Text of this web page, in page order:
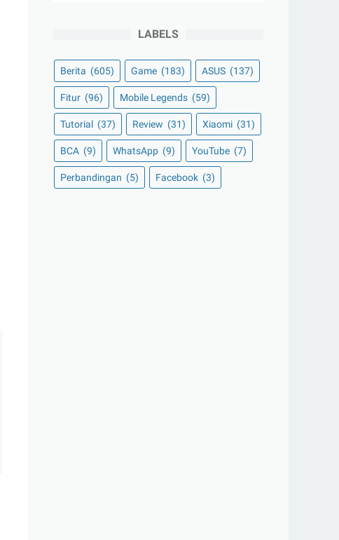
LABELS
Berita (605) Game (183) ASUS (137)
Fitur (96) Mobile Legends (59)
Tutorial (37) Review (31) Xiaomi (31)
BCA (9) WhatsApp (9) YouTube (7)
Perbandingan (5) Facebook (3)